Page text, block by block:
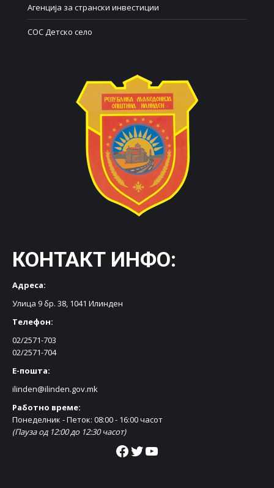
Агенција за странски инвестиции
СОС Детско село
КОНТАКТ ИНФО:
Адреса:
Улица 9 бр. 38, 1041 Илинден
Телефон:
02/2571-703
02/2571-704
Е-пошта:
ilinden@ilinden.gov.mk
Работно време:
Понеделник - Петок: 08:00 - 16:00 часот
(Пауза од 12:00 до 12:30 часот)
Facebook Twitter YouTube